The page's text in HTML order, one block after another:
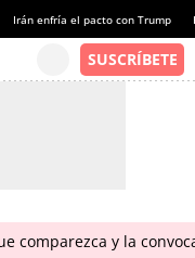
Irán enfría el pacto con Trump
comparezca y la